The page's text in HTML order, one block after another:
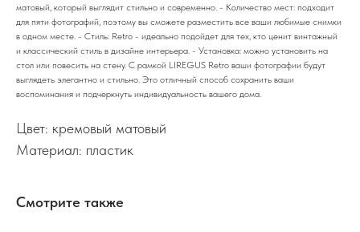
матовый, который выглядит стильно и современно. - Количество мест: подходит
для пяти фотографий, поэтому вы сможете разместить все ваши любимые снимки
в одном месте. - Стиль: Retro - идеально подойдет для тех, кто ценит винтажный
и классический стиль в дизайне интерьера. - Установка: можно установить на
стол или повесить на стену. С рамкой LIREGUS Retro ваши фотографии будут
выглядеть элегантно и стильно. Это отличный способ сохранить ваши
воспоминания и подчеркнуть индивидуальность вашего дома.
Цвет: кремовый матовый
Материал: пластик
Смотрите также